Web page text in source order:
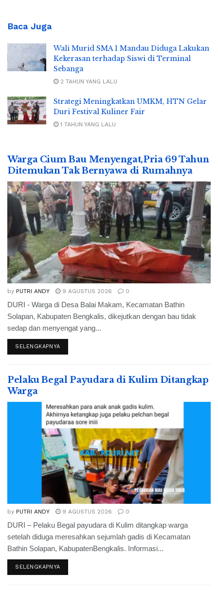
Baca Juga
Wali Murid SMA 1 Mandau Diduga Lakukan
Kekerasan terhadap Siswi di Terminal
Sebanga
2 TAHUN YANG LALU
Strategi Meningkatkan UMKM, HTN Gelar
Duri Festival Kuliner Fair
1 TAHUN YANG LALU
Warga Cium Bau Menyengat,Pria 69 Tahun
Ditemukan Tak Bernyawa di Rumahnya
by PUTRI ANDY 9 AGUSTUS 2026 0
DURI - Warga di Desa Balai Makam, Kecamatan Bathin
Solapan, Kabupaten Bengkalis, dikejutkan dengan bau tidak
sedap dan menyengat yang...
SELENGKAPNYA
Pelaku Begal Payudara di Kulim Ditangkap
Warga
by PUTRI ANDY 9 AGUSTUS 2026 0
DURI – Pelaku Begal payudara di Kulim ditangkap warga
setelah diduga meresahkan sejumlah gadis di Kecamatan
Bathin Solapan, KabupatenBengkalis. Informasi...
SELENGKAPNYA